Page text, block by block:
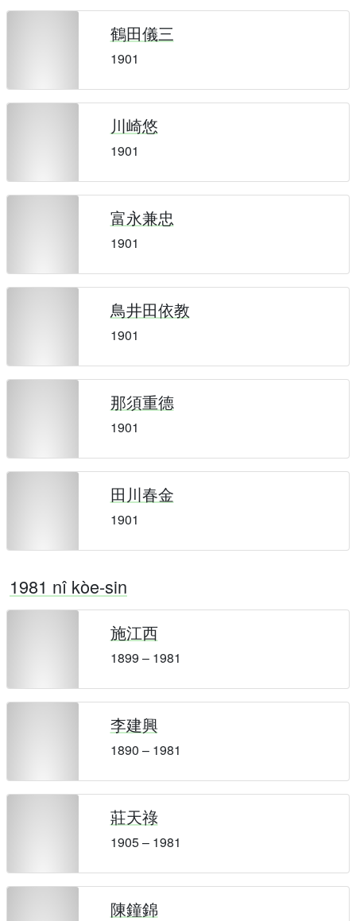
鶴田儀三
1901
川崎悠
1901
富永兼忠
1901
鳥井田依教
1901
那須重德
1901
田川春金
1901
1981 nî kòe-sin
施江西
1899 – 1981
李建興
1890 – 1981
莊天祿
1905 – 1981
陳鐘錦